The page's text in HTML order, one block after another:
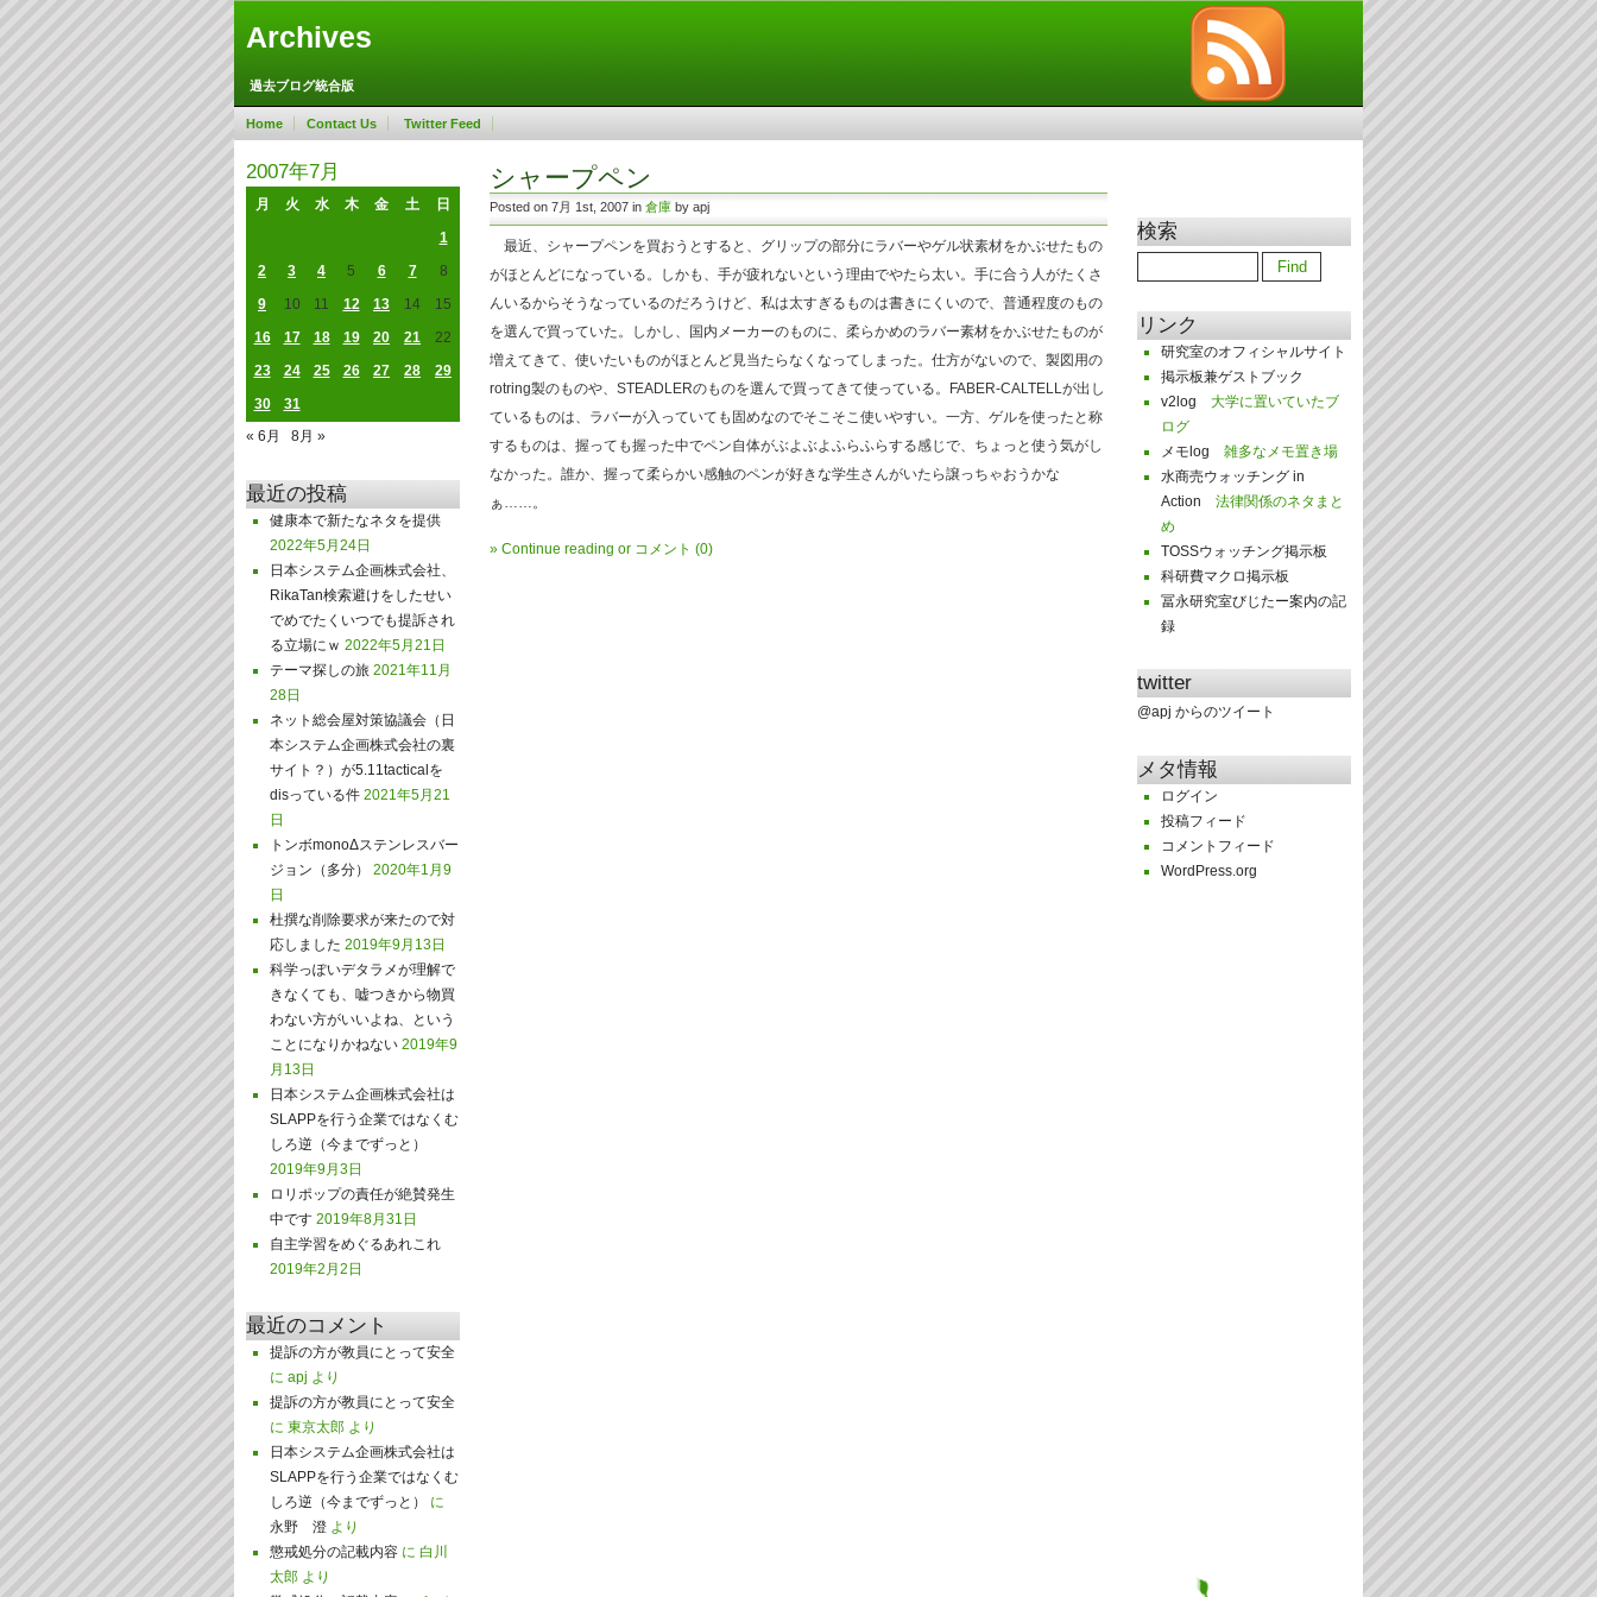
Archives
過去ブログ統合版
Home Contact Us Twitter Feed
2007年7月
月 火 水 木 金 土
日
1
2
3 4 5 6 7
8
9
10 11 12 13 14
15
16
17 18 19 20 21
22
23
24 25 26 27 28
29
30
31
« 6月
8月 »
最近の投稿
健康本で新たなネタを提供
2022年5月24日
日本システム企画株式会社、
RikaTan検索避けをしたせい
でめでたくいつでも提訴され
る立場にｗ 2022年5月21日
テーマ探しの旅 2021年11月
28日
ネット総会屋対策協議会（日
本システム企画株式会社の裏
サイト？）が5.11tacticalを
disっている件 2021年5月21
日
トンボmonoΔステンレスバー
ジョン（多分）
2020年1月9
日
杜撰な削除要求が来たので対
応しました 2019年9月13日
科学っぽいデタラメが理解で
きなくても、嘘つきから物買
わない方がいいよね、という
ことになりかねない 2019年9
月13日
日本システム企画株式会社は
SLAPPを行う企業ではなくむ
しろ逆（今までずっと）
2019年9月3日
ロリポップの責任が絶賛発生
中です 2019年8月31日
自主学習をめぐるあれこれ
2019年2月2日
最近のコメント
提訴の方が教員にとって安全
に apj より
提訴の方が教員にとって安全
に 東京太郎 より
日本システム企画株式会社は
SLAPPを行う企業ではなくむ
しろ逆（今までずっと）
に
永野 澄 より
懲戒処分の記載内容 に 白川
太郎 より
検索
リンク
研究室のオフィシャルサイト
掲示板兼ゲストブック
v2log 大学に置いていたブ
ログ
メモlog 雑多なメモ置き場
水商売ウォッチング in
Action 法律関係のネタまと
め
TOSSウォッチング掲示板
科研費マクロ掲示板
冨永研究室びじたー案内の記
録
twitter
@apj からのツイート
メタ情報
ログイン
投稿フィード
コメントフィード
WordPress.org
シャープペン
Posted on 7月 1st, 2007 in 倉庫 by apj
最近、シャープペンを買おうとすると、グリップの部分にラバーやゲル状素材をかぶせたもの
がほとんどになっている。しかも、手が疲れないという理由でやたら太い。手に合う人がたくさ
んいるからそうなっているのだろうけど、私は太すぎるものは書きにくいので、普通程度のもの
を選んで買っていた。しかし、国内メーカーのものに、柔らかめのラバー素材をかぶせたものが
増えてきて、使いたいものがほとんど見当たらなくなってしまった。仕方がないので、製図用の
rotring製のものや、STEADLERのものを選んで買ってきて使っている。FABER-CALTELLが出し
ているものは、ラバーが入っていても固めなのでそこそこ使いやすい。一方、ゲルを使ったと称
するものは、握っても握った中でペン自体がぶよぶよふらふらする感じで、ちょっと使う気がし
なかった。誰か、握って柔らかい感触のペンが好きな学生さんがいたら譲っちゃおうかな
ぁ……。
» Continue reading or コメント (0)